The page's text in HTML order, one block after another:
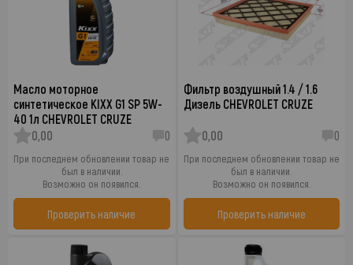
Масло моторное
синтетическое KIXX G1 SP 5W-
40 1л CHEVROLET CRUZE
0,00
0
При последнем обновлении товар не
был в наличии.
Возможно он появился.
Проверить наличие
Фильтр воздушный 1.4 / 1.6
Дизель CHEVROLET CRUZE
0,00 0
При последнем обновлении товар не
был в наличии.
Возможно он появился.
Проверить наличие